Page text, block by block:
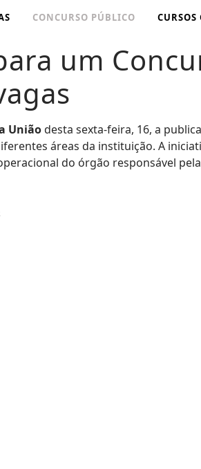
CONCURSO PÚBLICO CURSOS
um
Uniãodesta sexta-feira, 16, a
áreas da instituição. A
do órgão responsável